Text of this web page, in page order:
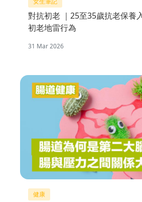
對抗初老 ｜25至35歲抗老保養
初老地雷行為
31 Mar 2026
健康